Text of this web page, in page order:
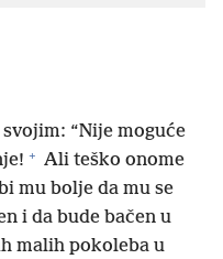
“Nije moguće
+ Ali teško onome
mu bolje da mu se
i da bude bačen u
malih pokoleba u